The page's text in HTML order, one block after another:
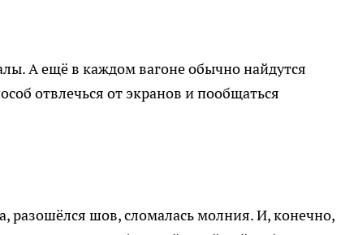
А ещё в каждом вагоне обычно найдутся
отвлечься от экранов и пообщаться
разошёлся шов, сломалась молния. И, конечно,